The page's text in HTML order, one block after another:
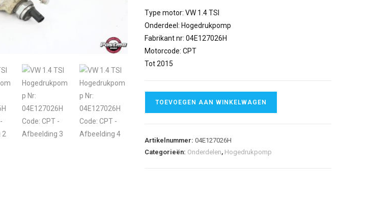
Type motor: VW 1.4 TSI
Onderdeel: Hogedrukpomp
Fabrikant nr: 04E127026H
Motorcode: CPT
Tot 2015
TOEVOEGEN AAN WINKELWAGEN
Artikelnummer:04E127026H
Categorieën: Onderdelen, Hogedrukpomp